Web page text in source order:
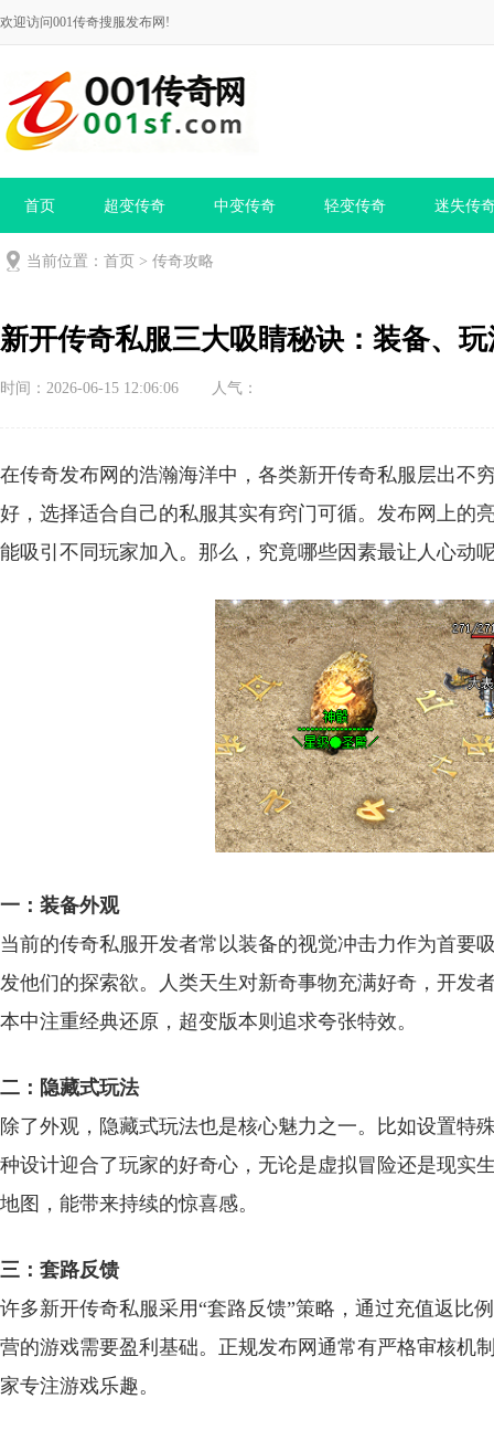
欢迎访问001传奇搜服发布网!
首页 超变传奇 中变传奇 轻变传奇 迷失传
当前位置： 首页 > 传奇攻略
新开传奇私服三大吸睛秘诀：装备、
时间：2026-06-15 12:06:06 人气：
在传奇发布网的浩瀚海洋中，各类新开传奇私服层出不
好，选择适合自己的私服其实有窍门可循。发布网上的
能吸引不同玩家加入。那么，究竟哪些因素最让人心动
一：装备外观
当前的传奇私服开发者常以装备的视觉冲击力作为首要
发他们的探索欲。人类天生对新奇事物充满好奇，开发
本中注重经典还原，超变版本则追求夸张特效。
二：隐藏式玩法
除了外观，隐藏式玩法也是核心魅力之一。比如设置特
种设计迎合了玩家的好奇心，无论是虚拟冒险还是现实
地图，能带来持续的惊喜感。
三：套路反馈
许多新开传奇私服采用“套路反馈”策略，通过充值返比
营的游戏需要盈利基础。正规发布网通常有严格审核机
家专注游戏乐趣。